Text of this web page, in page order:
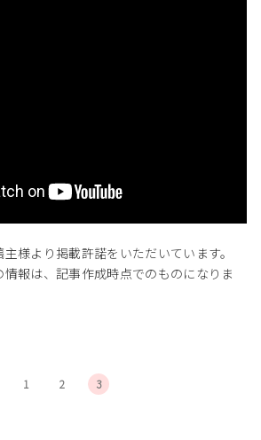
様より掲載許諾をいただいています。
報は、記事作成時点でのものになりま
1 2 3